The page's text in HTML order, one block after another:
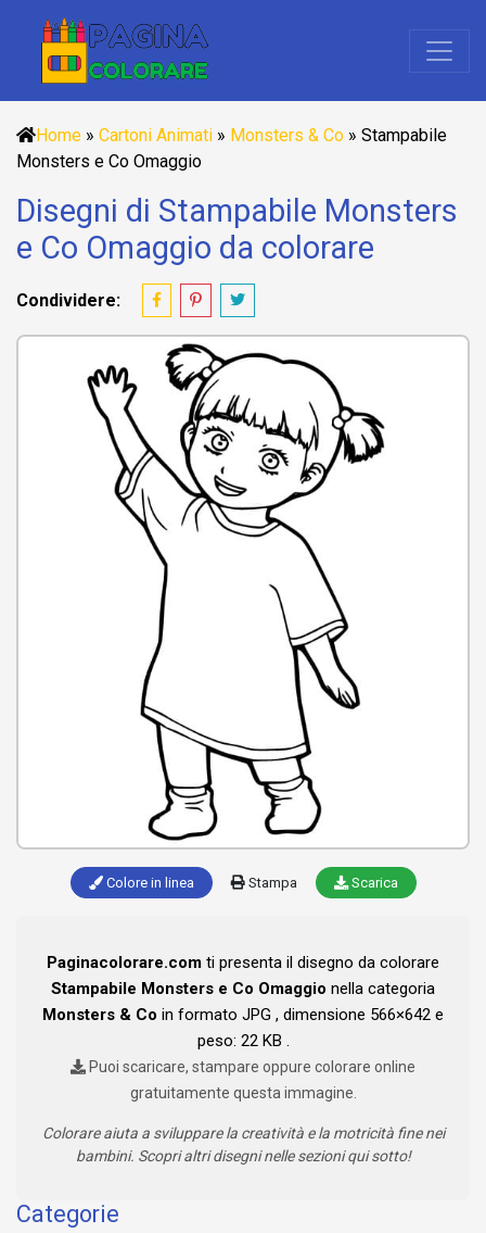
Home » Cartoni Animati » Monsters & Co » Stampabile
Monsters e Co Omaggio
Disegni di Stampabile Monsters
e Co Omaggio da colorare
Condividere:
Colore in linea Stampa Scarica
Paginacolorare.com ti presenta il disegno da colorare
Stampabile Monsters e Co Omaggio nella categoria
Monsters & Co in formato JPG , dimensione 566×642 e
peso: 22 KB .
Puoi scaricare, stampare oppure colorare online
gratuitamente questa immagine.
Colorare aiuta a sviluppare la creatività e la motricità fine nei
bambini. Scopri altri disegni nelle sezioni qui sotto!
Categorie